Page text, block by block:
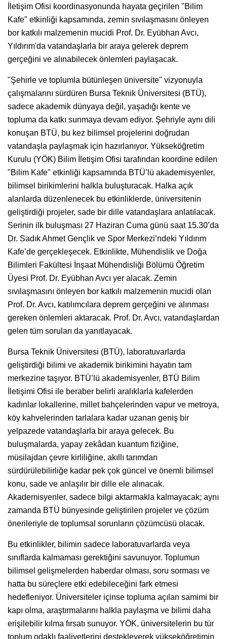
İletişim Ofisi koordinasyonunda hayata geçirilen "Bilim
Kafe" etkinliği kapsamında, zemin sıvılaşmasını önleyen
bor katkılı malzemenin mucidi Prof. Dr. Eyübhan Avcı,
Yıldırım'da vatandaşlarla bir araya gelerek deprem
gerçeğini ve alınabilecek önlemleri paylaşacak.
"Şehirle ve toplumla bütünleşen üniversite" vizyonuyla
çalışmalarını sürdüren Bursa Teknik Üniversitesi (BTÜ),
sadece akademik dünyaya değil, yaşadığı kente ve
topluma da katkı sunmaya devam ediyor. Şehriyle aynı dili
konuşan BTÜ, bu kez bilimsel projelerini doğrudan
vatandaşla paylaşmak için hazırlanıyor. Yükseköğretim
Kurulu (YÖK) Bilim İletişim Ofisi tarafından koordine edilen
"Bilim Kafe" etkinliği kapsamında BTÜ’lü akademisyenler,
bilimsel birikimlerini halkla buluşturacak. Halka açık
alanlarda düzenlenecek bu etkinliklerde, üniversitenin
geliştirdiği projeler, sade bir dille vatandaşlara anlatılacak.
Serinin ilk buluşması 27 Haziran Cuma günü saat 15.30’da
Dr. Sadık Ahmet Gençlik ve Spor Merkezi’ndeki Yıldırım
Kafe’de gerçekleşecek. Etkinlikte, Mühendislik ve Doğa
Bilimleri Fakültesi İnşaat Mühendisliği Bölümü Öğretim
Üyesi Prof. Dr. Eyübhan Avcı yer alacak. Zemin
sıvılaşmasını önleyen bor katkılı malzemenin mucidi olan
Prof. Dr. Avcı, katılımcılara deprem gerçeğini ve alınması
gereken önlemleri aktaracak. Prof. Dr. Avcı, vatandaşlardan
gelen tüm soruları da yanıtlayacak.
Bursa Teknik Üniversitesi (BTÜ), laboratuvarlarda
geliştirdiği bilimi ve akademik birikimini hayatın tam
merkezine taşıyor. BTÜ’lü akademisyenler, BTÜ Bilim
İletişimi Ofisi ile beraber belirli aralıklarla kafelerden
kadınlar lokallerine, millet bahçelerinden vapur ve metroya,
köy kahvelerinden tarlalara kadar uzanan geniş bir
yelpazede vatandaşlarla bir araya gelecek. Bu
buluşmalarda, yapay zekâdan kuantum fiziğine,
müsilajdan çevre kirliliğine, akıllı tarımdan
sürdürülebilirliğe kadar pek çok güncel ve önemli bilimsel
konu, sade ve anlaşılır bir dille ele alınacak.
Akademisyenler, sadece bilgi aktarmakla kalmayacak; aynı
zamanda BTÜ bünyesinde geliştirilen projeler ve çözüm
önerileriyle de toplumsal sorunların çözümcüsü olacak.
Bu etkinlikler, bilimin sadece laboratuvarlarda veya
sınıflarda kalmaması gerektiğini savunuyor. Toplumun
bilimsel gelişmelerden haberdar olması, soru sorması ve
hatta bu süreçlere etki edebileceğini fark etmesi
hedefleniyor. Üniversiteler içinse topluma açılan samimi bir
kapı olma, araştırmalarını halkla paylaşma ve bilimi daha
erişilebilir kılma fırsatı sunuyor. YÖK, üniversitelerin bu tür
toplum odaklı faaliyetlerini destekleyerek yükseköğretimin